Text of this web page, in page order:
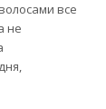
все
не